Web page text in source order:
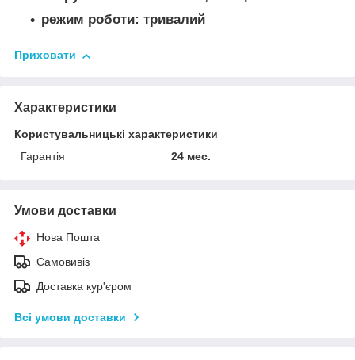
режим роботи: тривалий
Приховати
Характеристики
Користувальницькі характеристики
Гарантія
24 мес.
Умови доставки
Нова Пошта
Самовивіз
Доставка кур'єром
Всі умови доставки